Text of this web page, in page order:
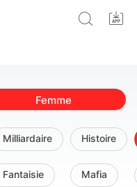
Femme
Milliardaire
Fantaisie
Histoire
Mafia